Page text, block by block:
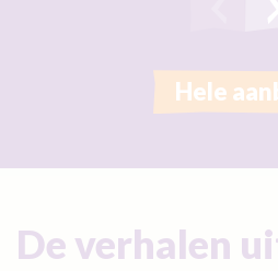
Hele
De verhalen